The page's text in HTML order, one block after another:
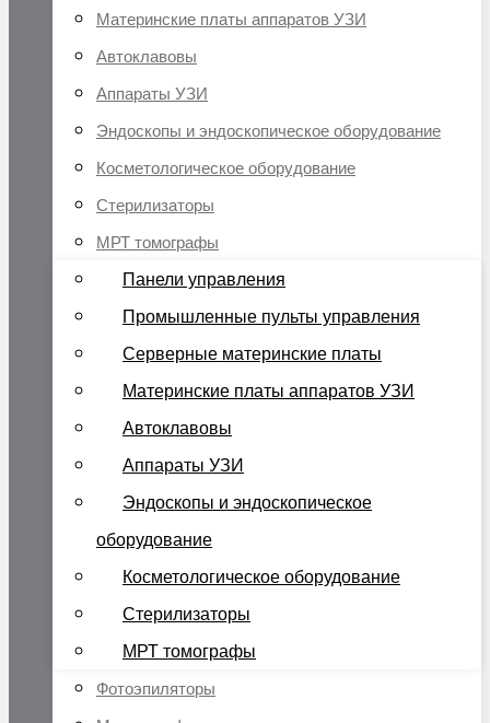
Материнские платы аппаратов УЗИ
Автоклавовы
Аппараты УЗИ
Эндоскопы и эндоскопическое оборудование
Косметологическое оборудование
Стерилизаторы
МРТ томографы
Панели управления
Промышленные пульты управления
Серверные материнские платы
Материнские платы аппаратов УЗИ
Автоклавовы
Аппараты УЗИ
Эндоскопы и эндоскопическое
оборудование
Косметологическое оборудование
Стерилизаторы
МРТ томографы
Фотоэпиляторы